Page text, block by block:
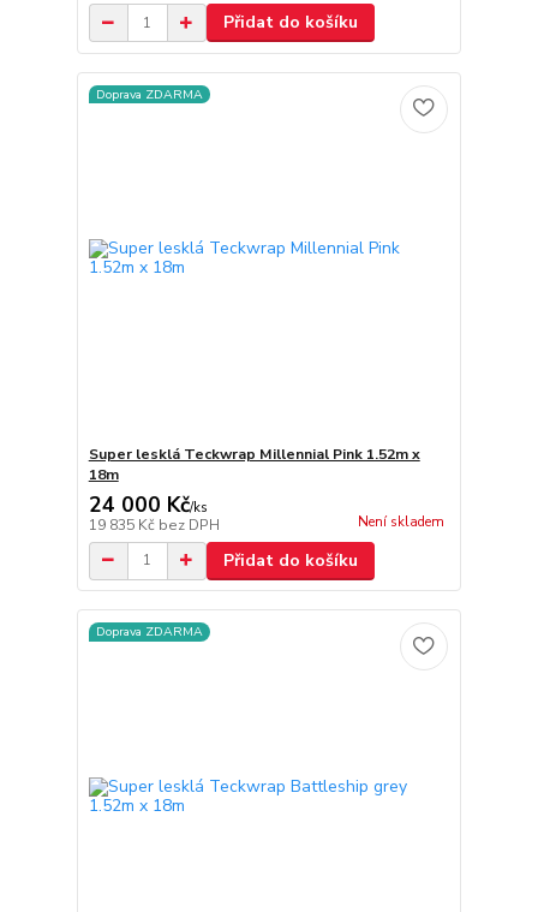
Přidat do košíku
Doprava ZDARMA
Super lesklá Teckwrap Millennial Pink 1.52m x
18m
24 000 Kč/ks
19 835 Kč bez DPH Není skladem
Přidat do košíku
Doprava ZDARMA